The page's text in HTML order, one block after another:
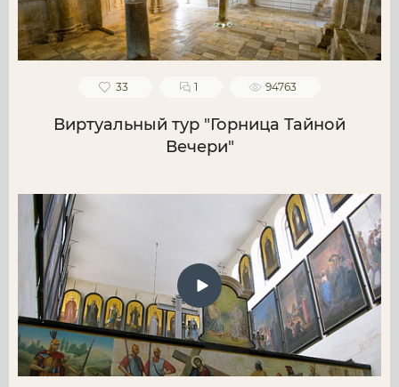
33 1 94763
Виртуальный тур "Горница Тайной
Вечери"